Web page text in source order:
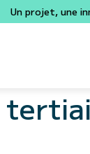
Un projet, une